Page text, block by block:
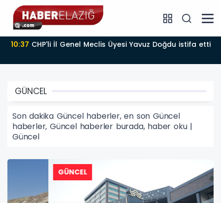
10:37 CHP'li İl Genel Meclis Üyesi Yavuz Doğdu istifa etti
GÜNCEL
Son dakika Güncel haberler, en son Güncel
haberler, Güncel haberler burada, haber oku |
Güncel